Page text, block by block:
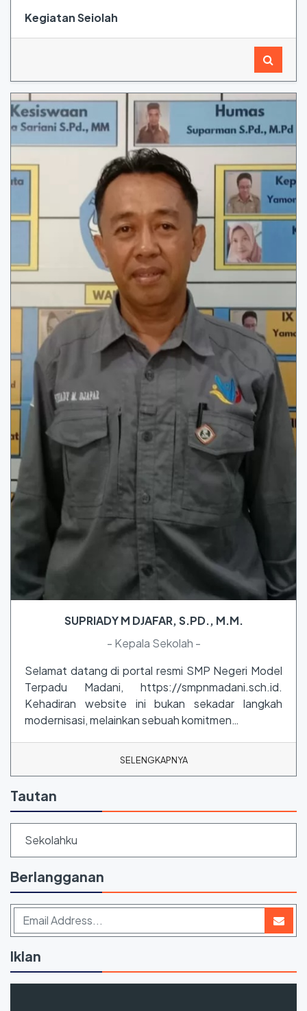
Kegiatan Seiolah
SUPRIADY M DJAFAR, S.PD., M.M.
- Kepala Sekolah -
Selamat datang di portal resmi SMP Negeri Model
Terpadu Madani, https://smpnmadani.sch.id.
Kehadiran website ini bukan sekadar langkah
modernisasi, melainkan sebuah komitmen…
SELENGKAPNYA
Tautan
Sekolahku
Berlangganan
Iklan